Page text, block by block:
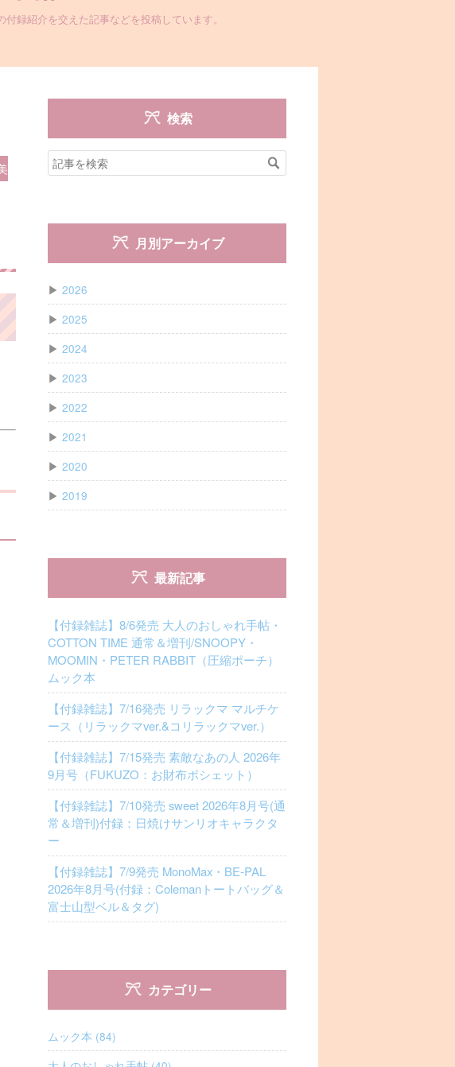
録紹介を交えた記事などを投稿しています。
検索
月別アーカイブ
▶ 2026
▶ 2025
▶ 2024
▶ 2023
▶ 2022
▶ 2021
▶ 2020
▶ 2019
最新記事
【付録雑誌】8/6発売 大人のおしゃれ手帖・
COTTON TIME 通常＆増刊/SNOOPY・
MOOMIN・PETER RABBIT（圧縮ポーチ）
ムック本
【付録雑誌】7/16発売 リラックマ マルチケ
ース（リラックマver.&コリラックマver.）
【付録雑誌】7/15発売 素敵なあの人 2026年
9月号（FUKUZO：お財布ポシェット）
【付録雑誌】7/10発売 sweet 2026年8月号(通
常＆増刊)付録：日焼けサンリオキャラクタ
ー
【付録雑誌】7/9発売 MonoMax・BE-PAL
2026年8月号(付録：Colemanトートバッグ＆
富士山型ベル＆タグ)
カテゴリー
ムック本 (84)